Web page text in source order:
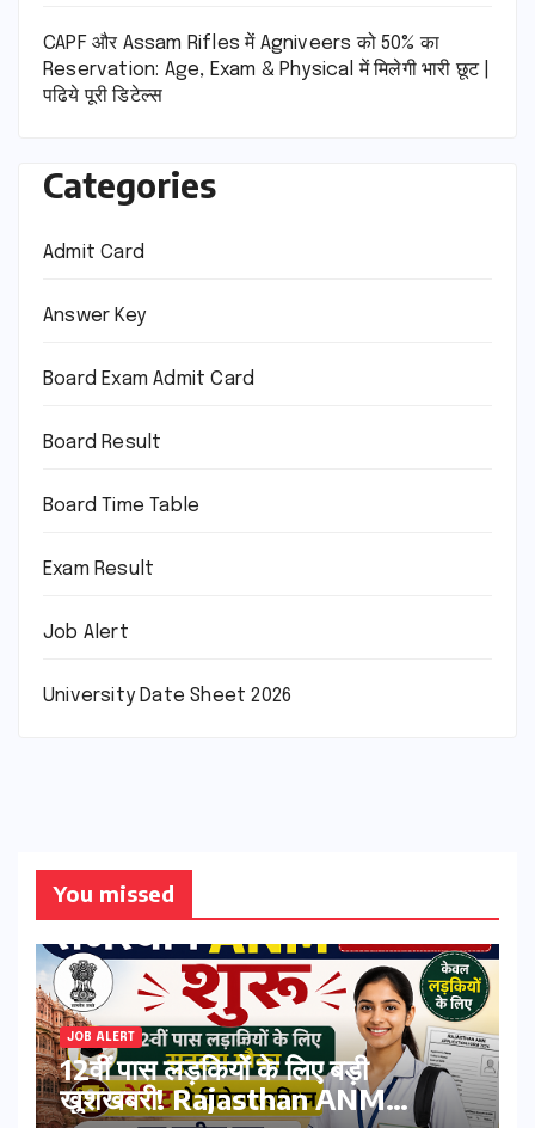
CAPF और Assam Rifles में Agniveers को 50% का
Reservation: Age, Exam & Physical में मिलेगी भारी छूट |
पढिये पूरी डिटेल्स
Categories
Admit Card
Answer Key
Board Exam Admit Card
Board Result
Board Time Table
Exam Result
Job Alert
University Date Sheet 2026
You missed
JOB ALERT
12वीं पास लड़कियों के लिए बड़ी
खुशखबरी! Rajasthan ANM